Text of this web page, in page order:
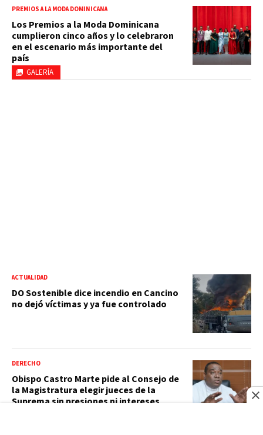
GALERÍA
PREMIOS A LA MODA DOMINICANA
Los Premios a la Moda Dominicana
cumplieron cinco años y lo celebraron
en el escenario más importante del
país
ACTUALIDAD
DO Sostenible dice incendio en Cancino
no dejó víctimas y ya fue controlado
DERECHO
Obispo Castro Marte pide al Consejo de
la Magistratura elegir jueces de la
Suprema sin presiones ni intereses